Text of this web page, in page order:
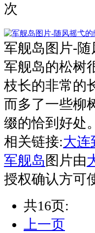
次
军舰岛图片-
军舰岛的松树
枝长的非常的
而多了一些柳
缀的恰到好处。
相关链接:大连
军舰岛 图片由
授权确认方可
共16页:
上一页